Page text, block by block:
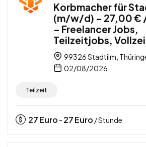
Korbmacher für
(m/w/d) – 27,00 €
– Freelancer Jobs,
Teilzeitjobs,
99326 Stadtilm,
02/08/2026
Teilzeit
27Euro - 27Euro / Stunde